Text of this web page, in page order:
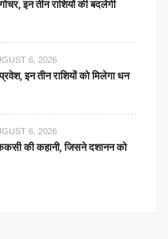
इन तीन राशियों की बदलेगी
6, 2026
इन तीन राशियों को मिलेगा धन
6, 2026
की कहानी, जिसने दशानन को